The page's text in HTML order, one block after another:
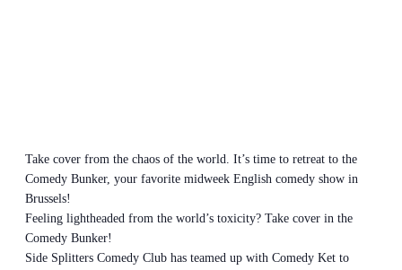
Take cover from the chaos of the world. It’s time to retreat to the
Comedy Bunker, your favorite midweek English comedy show in
Brussels!
Feeling lightheaded from the world’s toxicity? Take cover in the
Comedy Bunker!
Side Splitters Comedy Club has teamed up with Comedy Ket to